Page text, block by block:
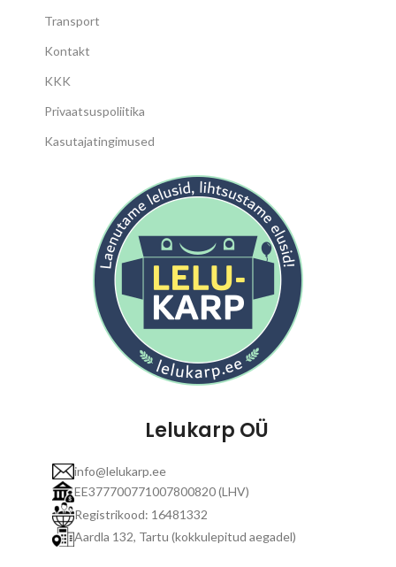
Transport
Kontakt
KKK
Privaatsuspoliitika
Kasutajatingimused
Lelukarp OÜ
info@lelukarp.ee
EE377700771007800820 (LHV)
Registrikood: 16481332
Aardla 132, Tartu (kokkulepitud aegadel)